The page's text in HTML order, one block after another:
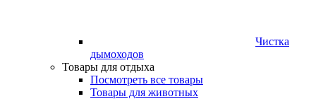
Чистка
дымоходов
Товары для отдыха
Посмотреть все товары
Товары для животных